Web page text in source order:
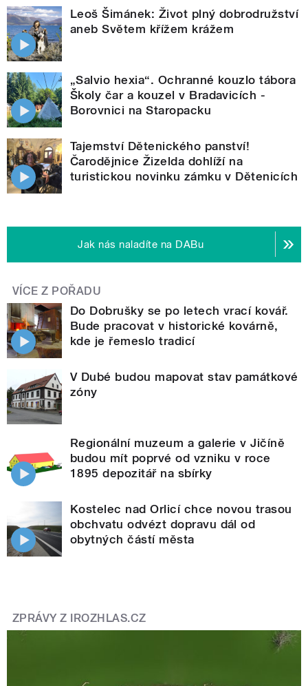
Leoš Šimánek: Život plný dobrodružství
aneb Světem křížem krážem
„Salvio hexia“. Ochranné kouzlo tábora
Školy čar a kouzel v Bradavicích -
Borovnici na Staropacku
Tajemství Dětenického panství!
Čarodějnice Žizelda dohlíží na
turistickou novinku zámku v Dětenicích
Jak nás naladíte na DABu
VÍCE Z POŘADU
Do Dobrušky se po letech vrací kovář.
Bude pracovat v historické kovárně,
kde je řemeslo tradicí
V Dubé budou mapovat stav památkové
zóny
Regionální muzeum a galerie v Jičíně
budou mít poprvé od vzniku v roce
1895 depozitář na sbírky
Kostelec nad Orlicí chce novou trasou
obchvatu odvézt dopravu dál od
obytných částí města
ZPRÁVY Z IROZHLAS.CZ